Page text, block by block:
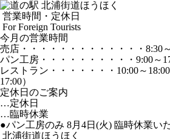
営業時間・定休日
For Foreign Tourists
今月の営業時間
売店 ・・・・・・・・・・・・・ 8:30
パン工房 ・・・・・・・・・・ 9:00～
レストラン ・・・・・・・ 10:00～18:00
17:00）
定休日のご案内
…定休日
…臨時休業
●パン工房のみ 8月4日(火) 臨時休業い
北浦街道ほうほく